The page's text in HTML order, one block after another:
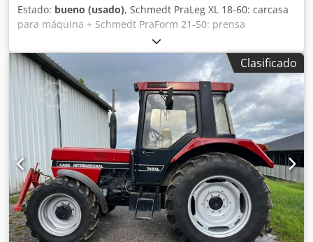
Estado: bueno (usado), Schmedt PraLeg XL 18-60: carcasa
para máquina + Schmedt PraForm 21-50: prensa
Fabricados en 2022. Schmedt PraLeg XL 18-60: máquina
para encuadernar libros Máquina en buen estado, lista
para su funcionamiento. Cedpfx Anozdazbezoha La
máquina sujeta un bloque de hojas para encuadernar en
una cubierta preparada. Dos aplicadores de adhesivo, con
ajuste suave del grosor del adhesivo. Formato: Altura del
bloque: 80 – 450 mm Ancho del bloque: 110 – 450 mm
Grosor del bloque: 2 – 80 mm Tasa de producción:
aproximadamente 200 – 300 unidades/hora Alimentación
eléctrica: 230 V Peso: 300 kg Fabricado en Alemania.
Schmedt PraForm 21-50: prensa para libros Prensa para
libros con cortador de ranuras. Fabricado por Schmedt,
Alemania. La máquina está en muy buenas condiciones y
lista para la producción. Especificaciones técnicas: Formato
Clasificado